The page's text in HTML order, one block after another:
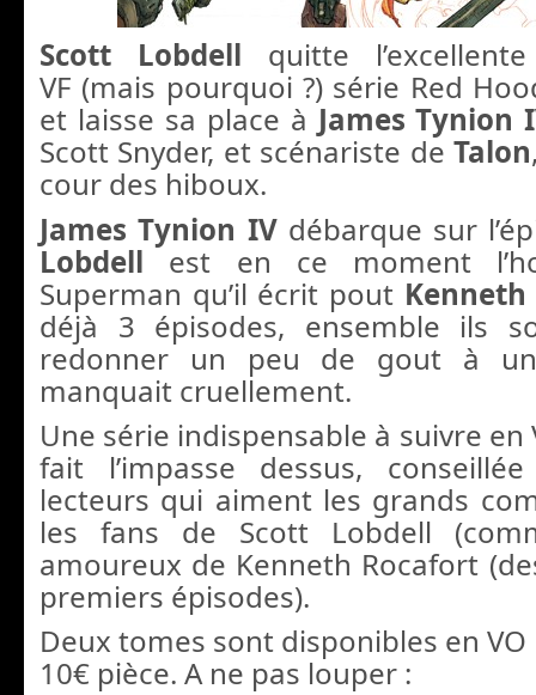
Scott Lobdell quitte
VF (mais pourquoi ?) série Red
et laisse sa place à James Tynion
Scott Snyder, et scénariste deTalon
cour des hiboux.
James Tynion IVdébarque sur
Lobdell est en ce moment
Superman qu’il écrit pout
déjà 3 épisodes, ensemble ils
redonner un peu de gout à
manquait cruellement.
Une série indispensable à suivre en
fait l’impasse dessus,
lecteurs qui aiment les grands
les fans de Scott Lobdell
amoureux de Kenneth Rocafort
premiers épisodes).
Deux tomes sont disponibles en
10€ pièce. A ne pas louper :